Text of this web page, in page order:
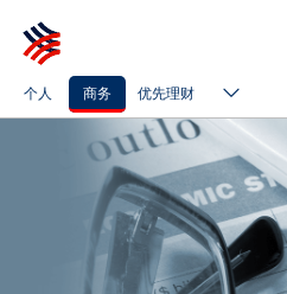
个人 商务 优先理财